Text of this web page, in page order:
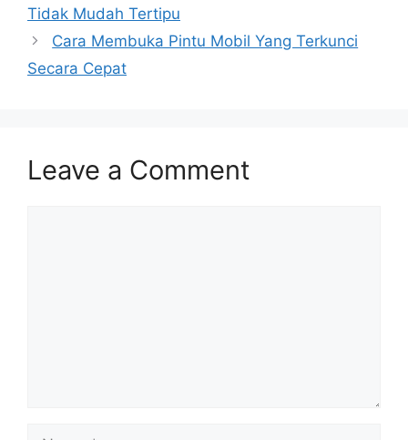
Tidak Mudah Tertipu
Cara Membuka Pintu Mobil Yang Terkunci
Secara Cepat
Leave a Comment
Name